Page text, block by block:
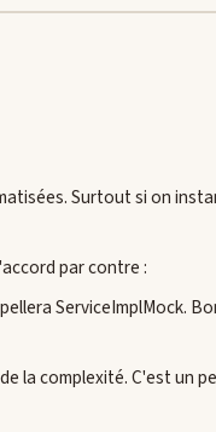
Surtout si on
par contre :
ServiceImplMock.
la complexité. C'est un